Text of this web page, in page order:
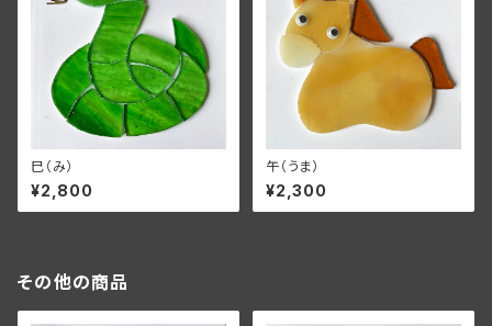
巳（み）
¥2,800
午（うま）
¥2,300
その他の商品